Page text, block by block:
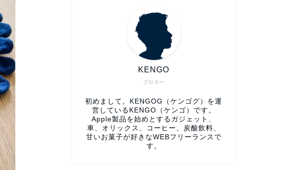
ブロガー
KENGO
初めまして。KENGOG（ケンゴグ）を運
営しているKENGO（ケンゴ）です。
Apple製品を始めとするガジェット、
車、オリックス、コーヒー、炭酸飲料、
甘いお菓子が好きなWEBフリーランスで
す。